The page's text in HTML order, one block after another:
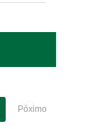
Póximo